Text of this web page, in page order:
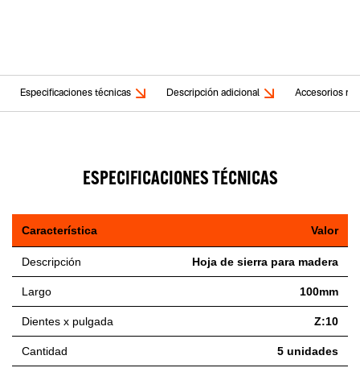
Especificaciones técnicas Descripción adicional Accesorios
ESPECIFICACIONES TÉCNICAS
Característica Valor
Descripción Hoja de sierra para madera
Largo 100mm
Dientes x pulgada Z:10
Cantidad 5 unidades